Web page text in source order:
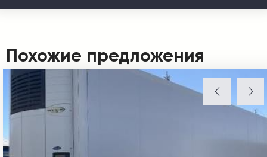
Похожие предложения